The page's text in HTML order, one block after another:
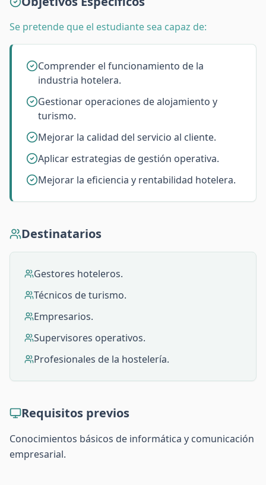
Se pretende que el estudiante sea capaz de:
Comprender el funcionamiento de la
industria hotelera.
Gestionar operaciones de alojamiento y
turismo.
Mejorar la calidad del servicio al cliente.
Aplicar estrategias de gestión operativa.
Mejorar la eficiencia y rentabilidad hotelera.
Destinatarios
Gestores hoteleros.
Técnicos de turismo.
Empresarios.
Supervisores operativos.
Profesionales de la hostelería.
Requisitos previos
Conocimientos básicos de informática y comunicación
empresarial.